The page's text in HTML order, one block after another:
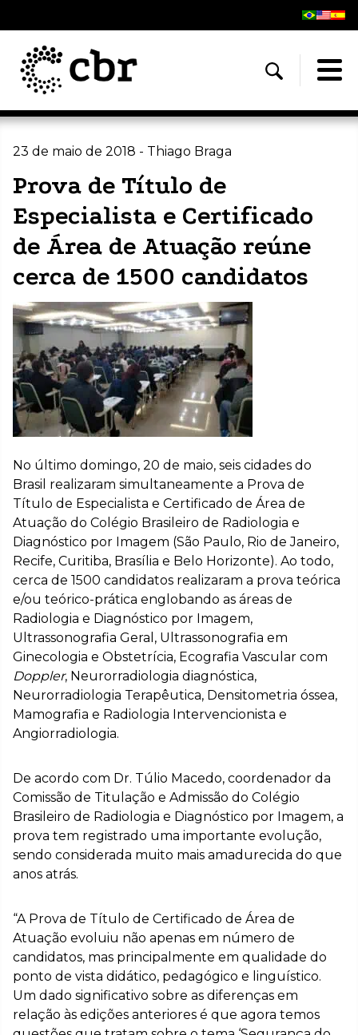
23 de maio de 2018 - Thiago Braga
Prova de Título de
Especialista e Certificado
de Área de Atuação reúne
cerca de 1500 candidatos
No último domingo, 20 de maio, seis cidades do
Brasil realizaram simultaneamente a Prova de
Título de Especialista e Certificado de Área de
Atuação do Colégio Brasileiro de Radiologia e
Diagnóstico por Imagem (São Paulo, Rio de Janeiro,
Recife, Curitiba, Brasília e Belo Horizonte). Ao todo,
cerca de 1500 candidatos realizaram a prova teórica
e/ou teórico-prática englobando as áreas de
Radiologia e Diagnóstico por Imagem,
Ultrassonografia Geral, Ultrassonografia em
Ginecologia e Obstetrícia, Ecografia Vascular com
Doppler, Neurorradiologia diagnóstica,
Neurorradiologia Terapêutica, Densitometria óssea,
Mamografia e Radiologia Intervencionista e
Angiorradiologia.
De acordo com Dr. Túlio Macedo, coordenador da
Comissão de Titulação e Admissão do Colégio
Brasileiro de Radiologia e Diagnóstico por Imagem, a
prova tem registrado uma importante evolução,
sendo considerada muito mais amadurecida do que
anos atrás.
“A Prova de Título de Certificado de Área de
Atuação evoluiu não apenas em número de
candidatos, mas principalmente em qualidade do
ponto de vista didático, pedagógico e linguístico.
Um dado significativo sobre as diferenças em
relação às edições anteriores é que agora temos